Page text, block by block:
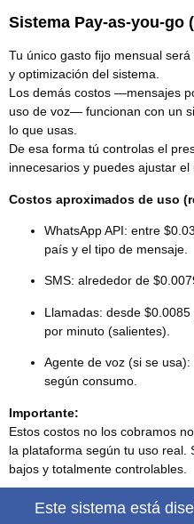
Sistema Pay-as-you-go
Tu único gasto fijo mensual
y optimización del sistema.
Los demás costos —mensajes
uso de voz— funcionan con un
lo que usas.
De esa forma tú controlas el
innecesarios y puedes ajustar
Costos aproximados de uso
WhatsApp API: entre
país y el tipo de mensaje.
SMS: alrededor de
Llamadas: desde
por minuto (salientes).
Agente de voz (si se
según consumo.
Importante:
Estos costos no los cobramos
la plataforma según tu uso real.
bajos y totalmente controlables.
Este sistema está